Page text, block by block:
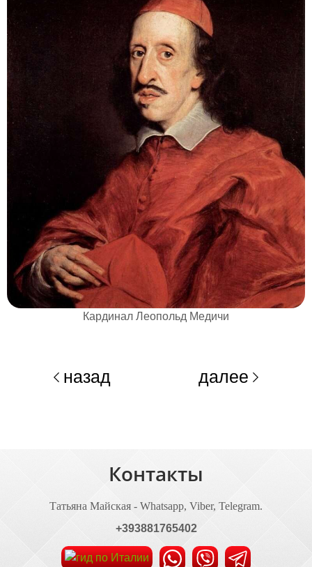
Кардинал Леопольд Медичи
назад далее
Контакты
Татьяна Майская - Whatsapp, Viber, Telegram.
+393881765402